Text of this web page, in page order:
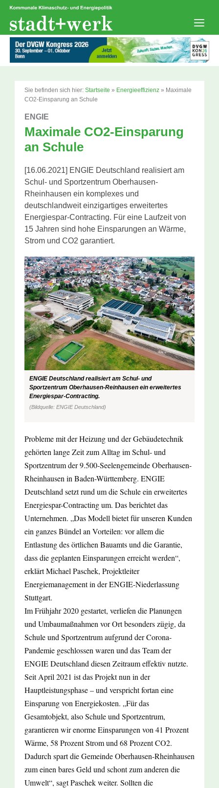
Zum
springen
Sie befinden sich hier: Startseite » Energieeffizienz » Maximale
CO2-Einsparung an Schule
ENGIE
Maximale CO2-Einsparung
an Schule
[16.06.2021] ENGIE Deutschland realisiert am
Schul- und Sportzentrum Oberhausen-
Rheinhausen ein komplexes und
deutschlandweit einzigartiges erweitertes
Energiespar-Contracting. Für eine Laufzeit von
15 Jahren sind hohe Einsparungen an Wärme,
Strom und CO2 garantiert.
ENGIE Deutschland realisiert am Schul- und
Sportzentrum Oberhausen-Reinhausen ein erweitertes
Energiespar-Contracting.
(Bildquelle: ENGIE Deutschland)
Probleme mit der Heizung und der Gebäudetechnik
gehörten lange Zeit zum Alltag im Schul- und
Sportzentrum der 9.500-Seelengemeinde Oberhausen-
Rheinhausen in Baden-Württemberg. ENGIE
Deutschland setzt rund um die Schule ein erweitertes
Energiespar-Contracting um. Das berichtet das
Unternehmen. „Das Modell bietet für unseren Kunden
ein ganzes Bündel an Vorteilen: vor allem die
Entlastung des örtlichen Bauamts und die Garantie,
dass die geplanten Einsparungen erreicht werden“,
erklärt Michael Paschek, Projektleiter
Energiemanagement in der ENGIE-Niederlassung
Stuttgart.
Im Frühjahr 2020 gestartet, verliefen die Planungen
und Umbaumaßnahmen vor Ort besonders zügig, da
Schule und Sportzentrum aufgrund der Corona-
Pandemie geschlossen waren und das Team der
ENGIE Deutschland diesen Zeitraum effektiv nutzte.
Seit April 2021 ist das Projekt nun in der
Hauptleistungsphase – und verspricht fortan eine
Einsparung von Energiekosten. „Für das
Gesamtobjekt, also Schule und Sportzentrum,
garantieren wir enorme Einsparungen von 41 Prozent
Wärme, 58 Prozent Strom und 68 Prozent CO2.
Dadurch spart die Gemeinde Oberhausen-Rheinhausen
zum einen bares Geld und schont zum anderen die
Umwelt“, sagt Paschek weiter. Sollten die